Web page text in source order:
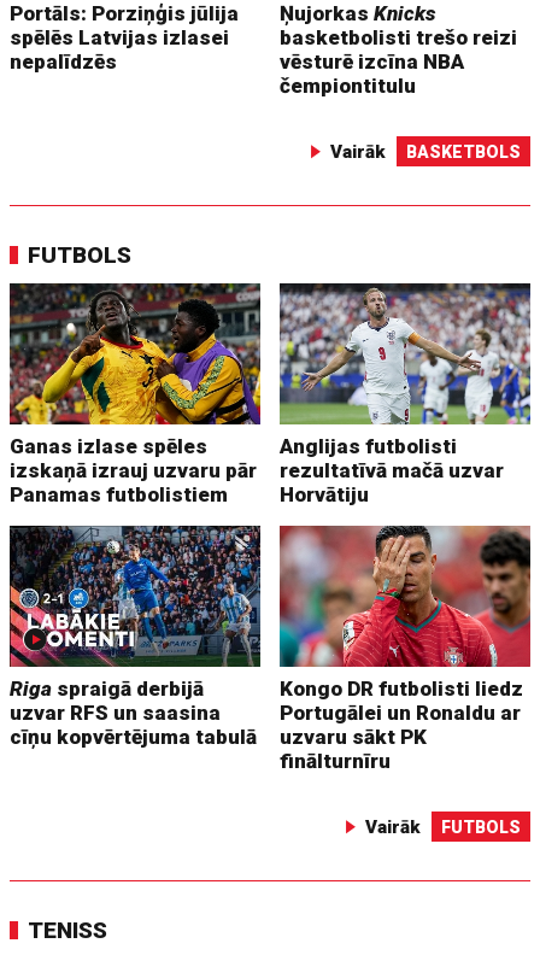
Portāls: Porziņģis jūlija
spēlēs Latvijas izlasei
nepalīdzēs
ŅujorkasKnicks
basketbolisti trešo reizi
vēsturē izcīna NBA
čempiontitulu
Vairāk BASKETBOLS
FUTBOLS
Ganas izlase spēles
izskaņā izrauj uzvaru pār
Panamas futbolistiem
Anglijas futbolisti
rezultatīvā mačā uzvar
Horvātiju
Riga spraigā derbijā
uzvar RFS un saasina
cīņu kopvērtējuma tabulā
Kongo DR futbolisti liedz
Portugālei un Ronaldu ar
uzvaru sākt PK
finālturnīru
Vairāk FUTBOLS
TENISS